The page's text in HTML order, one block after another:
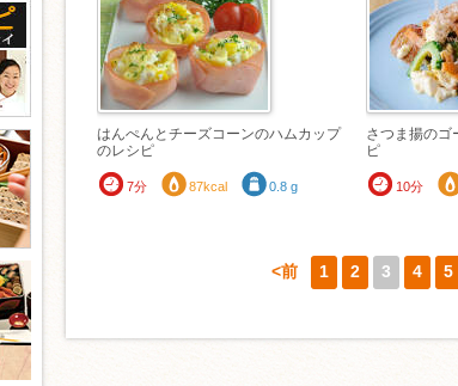
はんぺんとチーズコーンのハムカップ
のレシピ
7分 87kcal 0.8 g
さつま揚のゴ
ピ
10分
<前 1 2 3 4 5